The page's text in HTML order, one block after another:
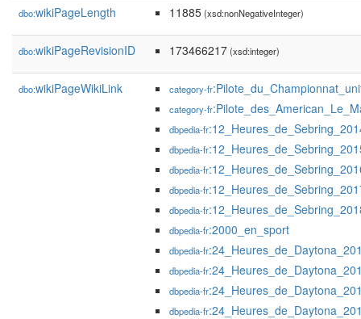
dbo:wikiPageLength 11885(xsd:nonNegativeInteger)
dbo:wikiPageRevisionID 173466217(xsd:integer)
dbo:wikiPageWikiLink category-fr
category-fr
dbpedia-fr
dbpedia-fr
dbpedia-fr
dbpedia-fr
dbpedia-fr
dbpedia-fr:2000_en_sport
dbpedia-fr
dbpedia-fr
dbpedia-fr
dbpedia-fr